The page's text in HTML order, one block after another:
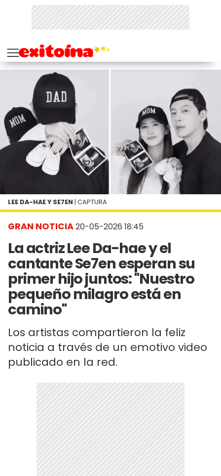
GRAN NOTICIA20-05-2026 18:45
La actriz Lee Da-hae y el
cantante Se7en esperan su
primer hijo juntos: "Nuestro
pequeño milagro está en
camino"
Los artistas compartieron la feliz
noticia a través de un emotivo video
publicado en la red.
LEE DA-HAE Y SE7EN | CAPTURA